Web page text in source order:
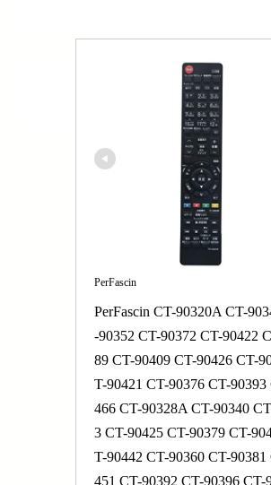
PerFascin
PerFascin CT-90320A CT-
-90352 CT-90372 CT-90422
89 CT-90409 CT-90426 CT-
T-90421 CT-90376 CT-90393
466 CT-90328A CT-90340
3 CT-90425 CT-90379 CT-
T-90442 CT-90360 CT-90381
451 CT-90392 CT-90396 CT-